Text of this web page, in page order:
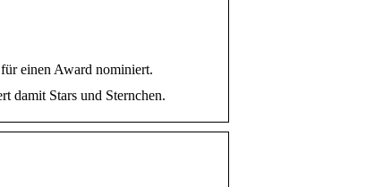
einen Award nominiert.
damit Stars und Sternchen.